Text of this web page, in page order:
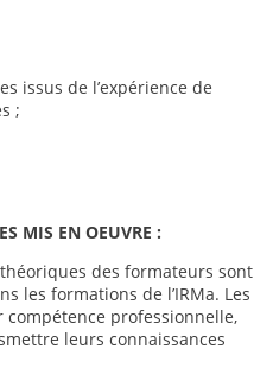
issus de l’expérience de
;
MIS EN OEUVRE :
des formateurs sont
les formations de l’IRMa. Les
professionnelle,
leurs connaissances